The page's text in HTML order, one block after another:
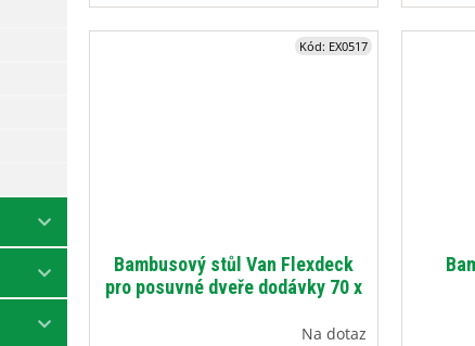
Bambusový stůl Van Flexdeck
pro posuvné dveře dodávky 70 x
Na dotaz
Kód: EX0517